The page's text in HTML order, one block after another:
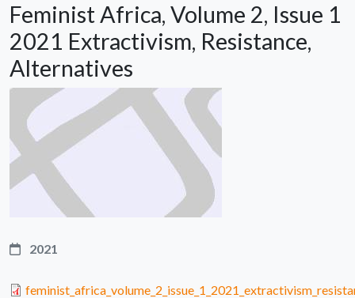
Feminist Africa, Volume 2, Issue 1
2021 Extractivism, Resistance,
Alternatives
2021